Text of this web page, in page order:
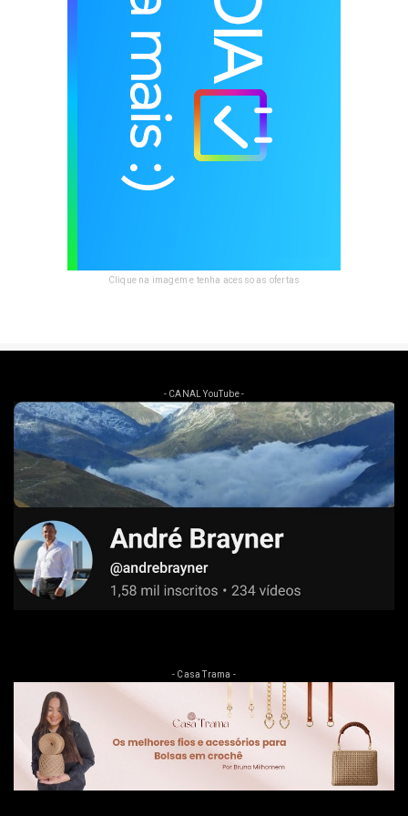
Clique na imagem e tenha acesso as ofertas
- CANAL YouTube -
- Casa Trama -